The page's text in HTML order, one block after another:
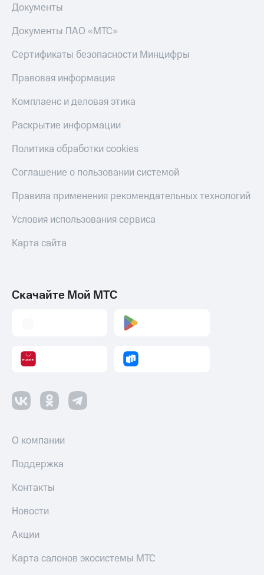
Документы
Документы ПАО «МТС»
Сертификаты безопасности Минцифры
Правовая информация
Комплаенс и деловая этика
Раскрытие информации
Политика обработки cookies
Соглашение о пользовании системой
Правила применения рекомендательных технологий
Условия использования сервиса
Карта сайта
Скачайте Мой МТС
О компании
Поддержка
Контакты
Новости
Акции
Карта салонов экосистемы МТС